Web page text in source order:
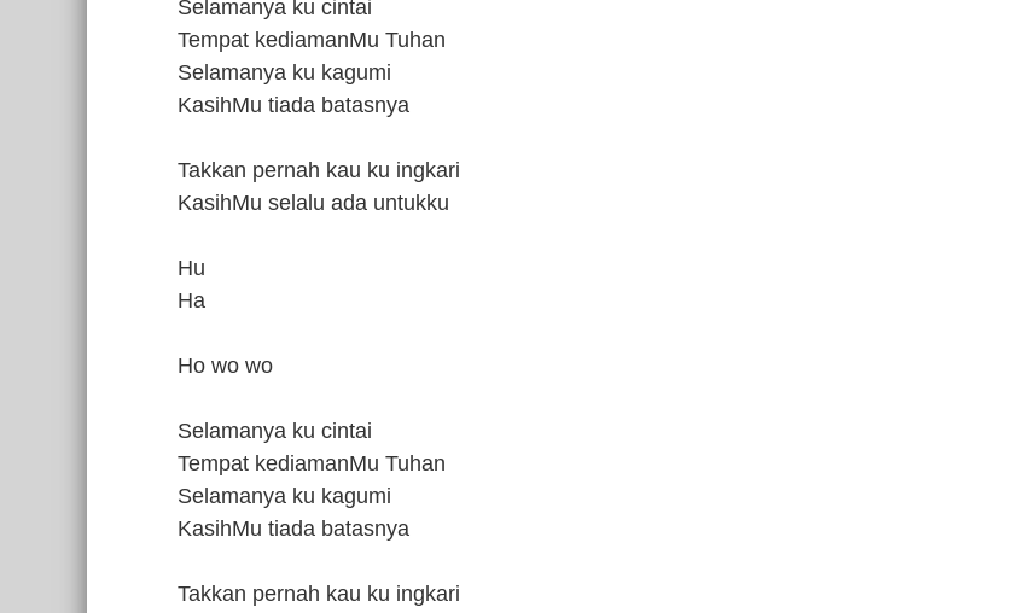
Selamanya ku cintai
Tempat kediamanMu Tuhan
Selamanya ku kagumi
KasihMu tiada batasnya
Takkan pernah kau ku ingkari
KasihMu selalu ada untukku
Hu
Ha
Ho wo wo
Selamanya ku cintai
Tempat kediamanMu Tuhan
Selamanya ku kagumi
KasihMu tiada batasnya
Takkan pernah kau ku ingkari